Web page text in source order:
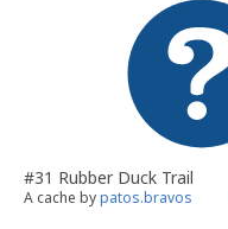
#31 Rubber Duck Trail
A cache bypatos.bravos